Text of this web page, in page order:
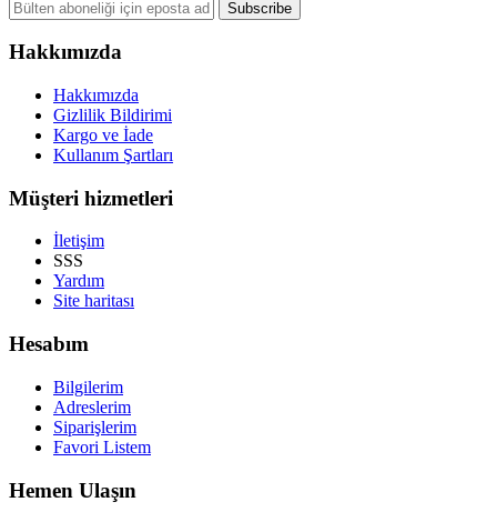
Hakkımızda
Hakkımızda
Gizlilik Bildirimi
Kargo ve İade
Kullanım Şartları
Müşteri hizmetleri
İletişim
SSS
Yardım
Site haritası
Hesabım
Bilgilerim
Adreslerim
Siparişlerim
Favori Listem
Hemen Ulaşın